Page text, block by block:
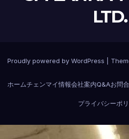
LTD.
Proudly powered by WordPress
ホームチェンマイ情報会社案内Q&Aお問
プライバシーポ